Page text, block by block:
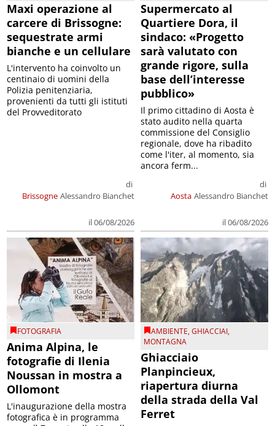
Maxi operazione al
carcere di Brissogne:
sequestrate armi
bianche e un cellulare
Brissogne
di
Alessandro Bianchet
il 06/08/2026
L'intervento ha coinvolto un
centinaio di uomini della
Polizia penitenziaria,
provenienti da tutti gli istituti
del Provveditorato
Supermercato al
Quartiere Dora, il
sindaco: «Progetto
sarà valutato con
grande rigore, sulla
base dell’interesse
pubblico»
Aosta
di
Alessandro Bianchet
il 06/08/2026
Il primo cittadino di Aosta è
stato audito nella quarta
commissione del Consiglio
regionale, dove ha ribadito
come l'iter, al momento, sia
ancora ferm...
FOTOGRAFIA
Anima Alpina, le
fotografie di Ilenia
Noussan in mostra a
Ollomont
L'inaugurazione della mostra
fotografica è in programma
AMBIENTE,GHIACCIAI,
MONTAGNA
Ghiacciaio
Planpincieux,
riapertura diurna
della strada della Val
Ferret